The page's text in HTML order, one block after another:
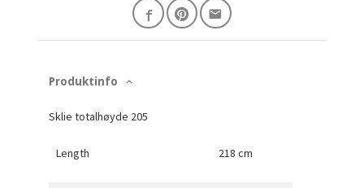
Produktinfo
Sklie totalhøyde 205
Length 218 cm